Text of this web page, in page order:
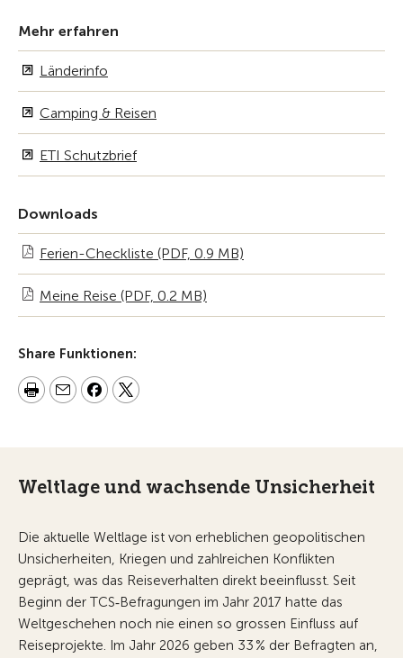
Mehr erfahren
Länderinfo
Camping & Reisen
ETI Schutzbrief
Downloads
Ferien-Checkliste (PDF, 0.9 MB)
Meine Reise (PDF, 0.2 MB)
Share Funktionen:
Weltlage und wachsende Unsicherheit
Die aktuelle Weltlage ist von erheblichen geopolitischen
Unsicherheiten, Kriegen und zahlreichen Konflikten
geprägt, was das Reiseverhalten direkt beeinflusst. Seit
Beginn der TCS‑Befragungen im Jahr 2017 hatte das
Weltgeschehen noch nie einen so grossen Einfluss auf
Reiseprojekte. Im Jahr 2026 geben 33 % der Befragten an,